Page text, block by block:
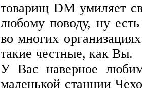
товарищ DM умиляет
любому поводу, ну
во многих
такие честные, как Вы.
У Вас наверное
маленькой станции